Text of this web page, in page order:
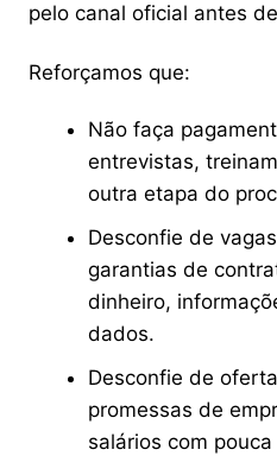
pelo canal oficial antes
Reforçamos que:
Não faça
entrevistas,
outra etapa do
Desconfie de
garantias de
dinheiro,
dados.
Desconfie de
promessas de
salários com